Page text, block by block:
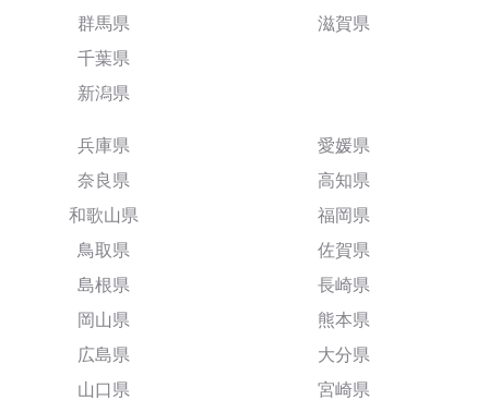
群馬県
千葉県
新潟県
滋賀県
兵庫県
奈良県
和歌山県
鳥取県
島根県
岡山県
広島県
山口県
愛媛県
高知県
福岡県
佐賀県
長崎県
熊本県
大分県
宮崎県